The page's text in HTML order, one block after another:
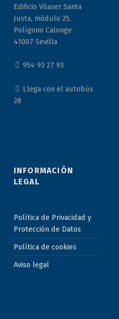
Edificio Vilaser Santa
Justa, módulo 25,
Polígono Calonge.
41007 Sevilla
954 93 27 93
Llega con el autobús
28
INFORMACIÓN
LEGAL
Política de Privacidad y
Protección de Datos
Política de cookies
Aviso legal